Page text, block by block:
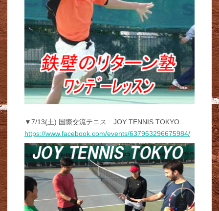
▼7/13(土) 国際交流テニス JOY TENNIS TOKYO
https://www.facebook.com/events/637963296675984/